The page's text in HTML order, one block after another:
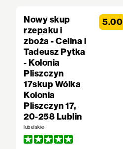
Nowy skup
rzepaku i
zboża - Celina i
Tadeusz Pytka
- Kolonia
Pliszczyn
17skup Wólka
Kolonia
Pliszczyn 17,
20-258 Lublin
lubelskie
5.00